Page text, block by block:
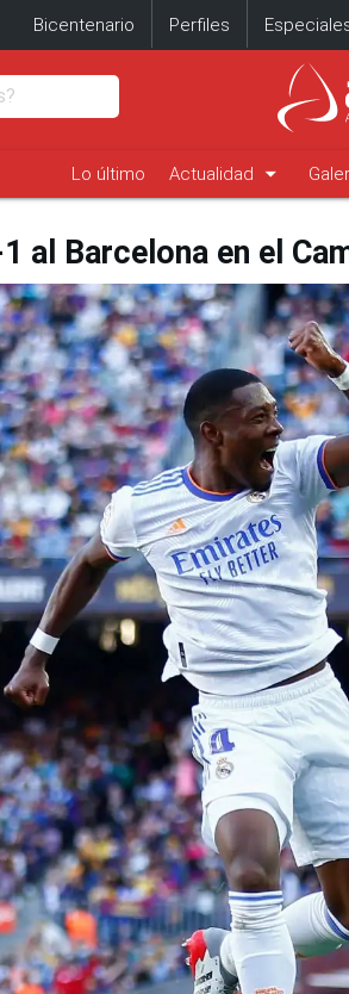
Bicentenario Perfiles
Lo último Actualidad arrow_drop_down
al Barcelona en el